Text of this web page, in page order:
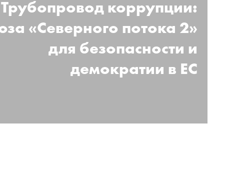
Трубопровод коррупции:
«Северного потока 2»
для безопасности и
демократии в ЕС